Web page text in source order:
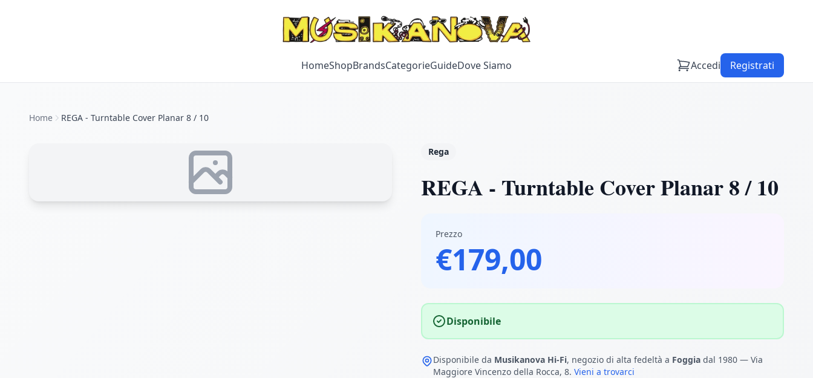
HomeShopBrandsCategorieGuideDove Siamo Accedi Registrati
Home REGA - Turntable Cover Planar 8 / 10
Rega
REGA - Turntable Cover Planar 8 / 10
Prezzo
€179,00
Disponibile
Disponibile da Musikanova Hi-Fi, negozio di alta fedeltà a Foggia dal 1980 — Via
Maggiore Vincenzo della Rocca, 8. Vieni a trovarci